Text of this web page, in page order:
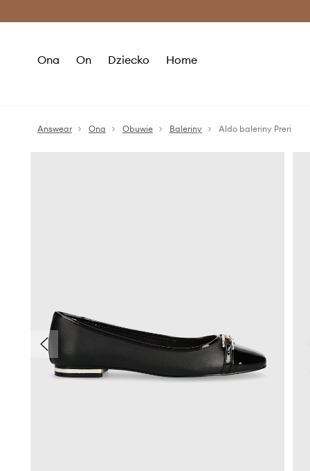
Ona On Dziecko Home
Answear Ona Obuwie Baleriny Aldo baleriny Preri